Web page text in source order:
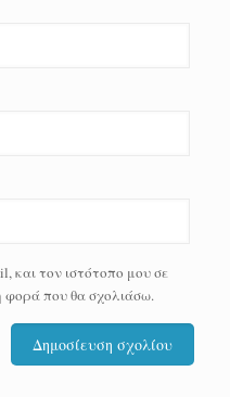
και τον ιστότοπο μου σε
φορά που θα σχολιάσω.